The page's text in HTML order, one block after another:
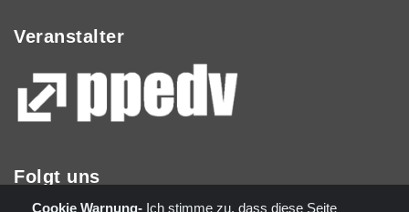
Veranstalter
Folgt uns
Cookie Warnung- Ich stimme zu, dass diese Seite